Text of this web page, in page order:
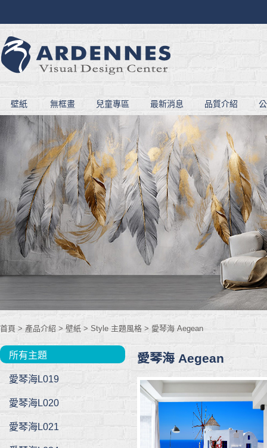
壁紙 無框畫 兒童專區 最新消息 品質介紹
首頁 > 產品介紹 > 壁紙 > Style 主題風格 > 愛琴海 Aegean
所有主題
愛琴海L019
愛琴海L020
愛琴海L021
愛琴海 Aegean